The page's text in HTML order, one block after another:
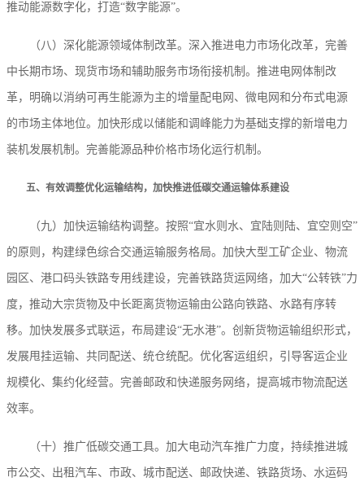
推动能源数字化，打造“数字能源”。
（八）深化能源领域体制改革。深入推进电力市场化改革，完善
中长期市场、现货市场和辅助服务市场衔接机制。推进电网体制改
革，明确以消纳可再生能源为主的增量配电网、微电网和分布式电源
的市场主体地位。加快形成以储能和调峰能力为基础支撑的新增电力
装机发展机制。完善能源品种价格市场化运行机制。
五、有效调整优化运输结构，加快推进低碳交通运输体系建设
（九）加快运输结构调整。按照“宜水则水、宜陆则陆、宜空则空”
的原则，构建绿色综合交通运输服务格局。加快大型工矿企业、物流
园区、港口码头铁路专用线建设，完善铁路货运网络，加大“公转铁”力
度，推动大宗货物及中长距离货物运输由公路向铁路、水路有序转
移。加快发展多式联运，布局建设“无水港”。创新货物运输组织形式，
发展甩挂运输、共同配送、统仓统配。优化客运组织，引导客运企业
规模化、集约化经营。完善邮政和快递服务网络，提高城市物流配送
效率。
（十）推广低碳交通工具。加大电动汽车推广力度，持续推进城
市公交、出租汽车、市政、城市配送、邮政快递、铁路货场、水运码